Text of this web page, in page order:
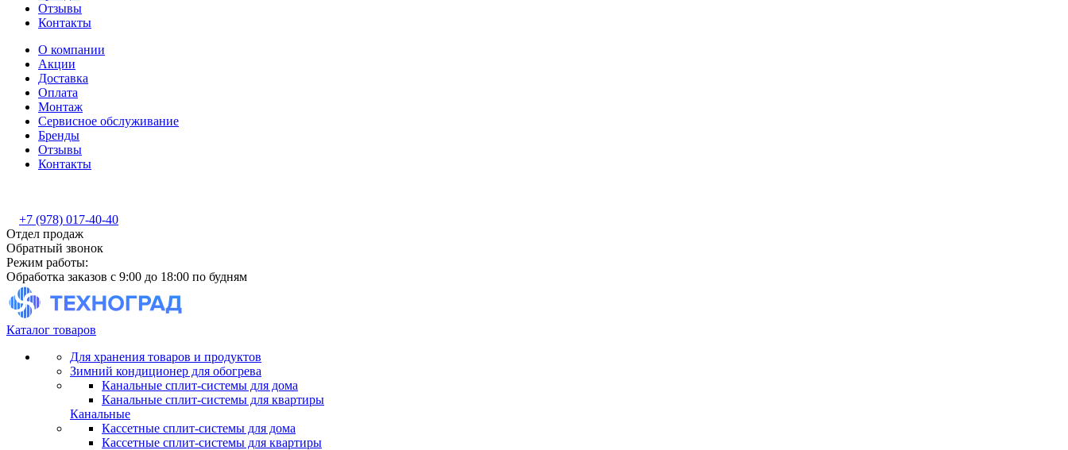
Отзывы
Контакты
О компании
Акции
Доставка
Оплата
Монтаж
Сервисное обслуживание
Бренды
Отзывы
Контакты
+7 (978) 017-40-40
Отдел продаж
Обратный звонок
Режим работы:
Обработка заказов с 9:00 до 18:00 по будням
Каталог товаров
Для хранения товаров и продуктов
Зимний кондиционер для обогрева
Канальные сплит-системы для дома
Канальные сплит-системы для квартиры
Канальные
Кассетные сплит-системы для дома
Кассетные сплит-системы для квартиры